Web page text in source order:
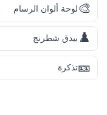
🎨لوحة ألوان الرسام
♟️ بيدق شطرنج
🎫تذكرة